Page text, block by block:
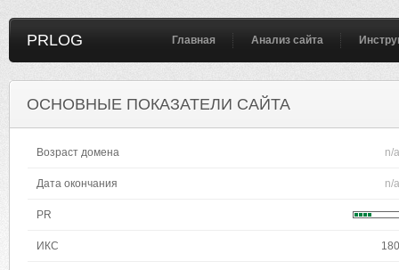
PRLOG Главная Анализ сайта
ОСНОВНЫЕ ПОКАЗАТЕЛИ САЙТА
Возраст домена n/a
Дата окончания n/a
PR
ИКС 180